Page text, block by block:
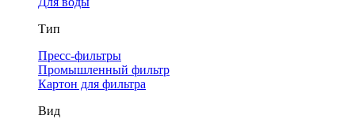
Тип
Пресс-фильтры
Промышленный фильтр
Картон для фильтра
Вид